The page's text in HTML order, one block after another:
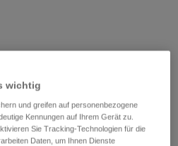
wichtig
und greifen auf personenbezogene
Kennungen auf Ihrem Gerät zu.
Sie Tracking-Technologien für die
Daten, um Ihnen Dienste